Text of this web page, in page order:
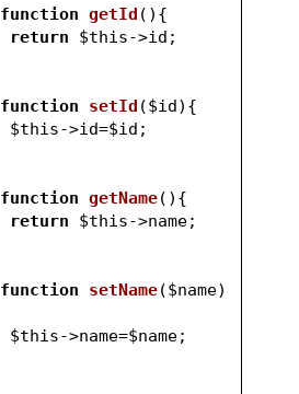
function getId () {
return
$this->id;
function setId ($id) {
$this->id=$id ;
function getName() {
return
$this->name;
function setName($name)
$this->name=$name;